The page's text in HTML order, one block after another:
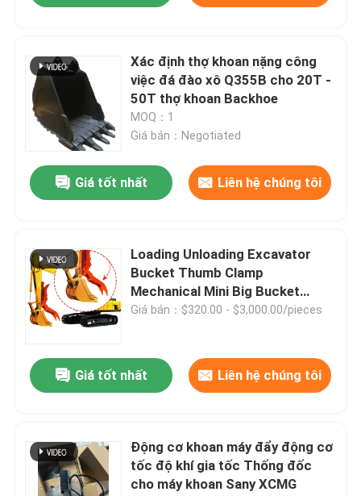
Xác định thợ khoan nặng công
việc đá đào xô Q355B cho 20T -
50T thợ khoan Backhoe
MOQ：1
Giá bán：Negotiated
Giá tốt nhất Liên hệ chúng tôi
Loading Unloading Excavator
Bucket Thumb Clamp
Mechanical Mini Big Bucket
Thumb được sử dụng cho DH55
Giá bán：$320.00 - $3,000.00/pieces
Giá tốt nhất Liên hệ chúng tôi
Động cơ khoan máy đẩy động cơ
tốc độ khí gia tốc Thống đốc
cho máy khoan Sany XCMG